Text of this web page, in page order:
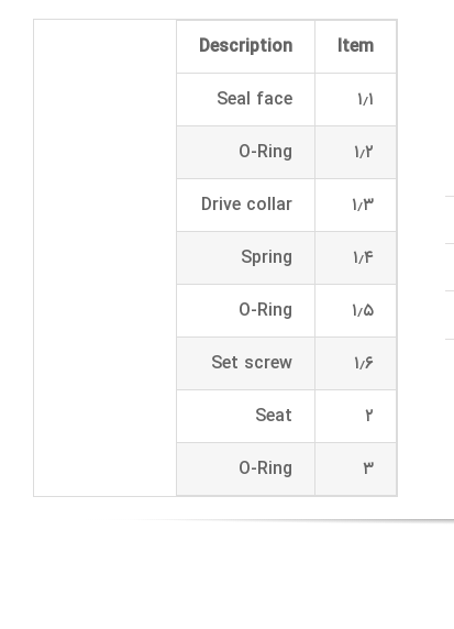
Item
Description
۱٫۱
Seal face
۱٫۲
O-Ring
۱٫۳
Drive collar
۱٫۴
Spring
۱٫۵
O-Ring
۱٫۶
Set screw
۲
Seat
۳
O-Ring